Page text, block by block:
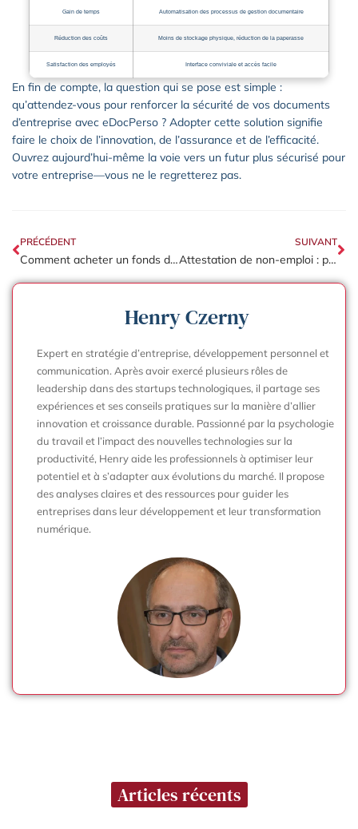
Gain de temps Automatisation des processus de gestion documentaire
Réduction des coûts Moins de stockage physique, réduction de la paperasse
Satisfaction des employés Interface conviviale et accès facile
En fin de compte, la question qui se pose est simple :
qu’attendez-vous pour renforcer la sécurité de vos documents
d’entreprise avec eDocPerso ? Adopter cette solution signifie
faire le choix de l’innovation, de l’assurance et de l’efficacité.
Ouvrez aujourd’hui-même la voie vers un futur plus sécurisé pour
votre entreprise—vous ne le regretterez pas.
PRÉCÉDENT
Comment acheter un fonds de commerce : la méthode juridique pour sécuriser votre acquisition
SUIVANT
Attestation de non-emploi : protégez votre entreprise des risques légaux majeurs
Henry Czerny
Expert en stratégie d’entreprise, développement personnel et
communication. Après avoir exercé plusieurs rôles de
leadership dans des startups technologiques, il partage ses
expériences et ses conseils pratiques sur la manière d’allier
innovation et croissance durable. Passionné par la psychologie
du travail et l’impact des nouvelles technologies sur la
productivité, Henry aide les professionnels à optimiser leur
potentiel et à s’adapter aux évolutions du marché. Il propose
des analyses claires et des ressources pour guider les
entreprises dans leur développement et leur transformation
numérique.
Articles récents